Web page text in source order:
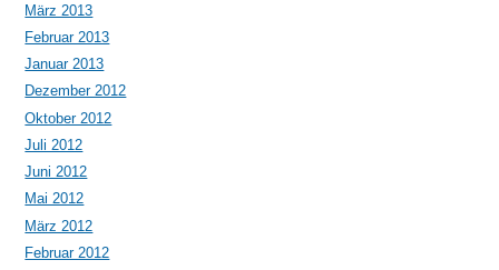
März 2013
Februar 2013
Januar 2013
Dezember 2012
Oktober 2012
Juli 2012
Juni 2012
Mai 2012
März 2012
Februar 2012